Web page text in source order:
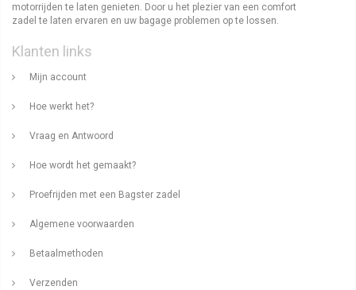
motorrijden te laten genieten. Door u het plezier van een comfort
zadel te laten ervaren en uw bagage problemen op te lossen.
Klanten links
Mijn account
Hoe werkt het?
Vraag en Antwoord
Hoe wordt het gemaakt?
Proefrijden met een Bagster zadel
Algemene voorwaarden
Betaalmethoden
Verzenden